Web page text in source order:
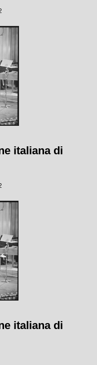
italiana di
italiana di